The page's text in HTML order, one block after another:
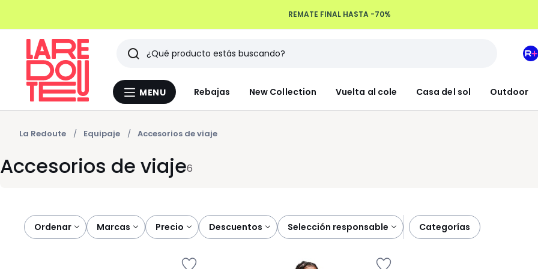
Menu
MENU Rebajas New Collection Vuelta al cole Casa del sol Outdoor
Buscar
Últimos
artículos
vistos
Mi
La Redoute Equipaje Accesorios de viaje
Accesorios de viaje6
Ordenar marcas precio descuentos selección responsable categorías